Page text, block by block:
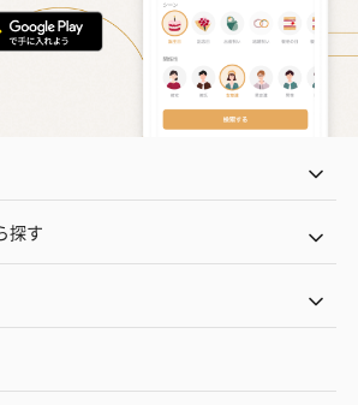
届けいたします。ギフトへの＋αにおすすめ
ェ〜国産フル
り〜 3号（864
探す